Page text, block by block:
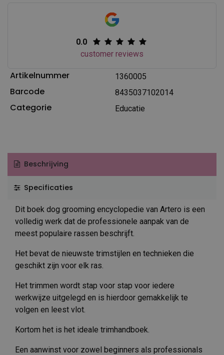
0.0
customer reviews
Artikelnummer 1360005
Barcode 8435037102014
Categorie Educatie
Beschrijving
Specificaties
Dit boek dog grooming encyclopedie van Artero is een
volledig werk dat de professionele aanpak van de
meest populaire rassen beschrijft.
Het bevat de nieuwste trimstijlen en technieken die
geschikt zijn voor elk ras.
Het trimmen wordt stap voor stap voor iedere
werkwijze uitgelegd en is hierdoor gemakkelijk te
volgen en leest vlot.
Kortom het is het ideale trimhandboek.
Een aanwinst voor zowel beginners als professionals